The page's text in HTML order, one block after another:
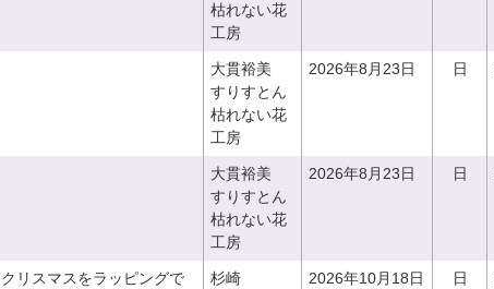
枯れない花
工房
大貫裕美
すりすとん
枯れない花
工房
2026年8月23日 日
大貫裕美
すりすとん
枯れない花
工房
2026年8月23日 日
クリスマスをラッピングで
杉崎 2026年10月18日 日